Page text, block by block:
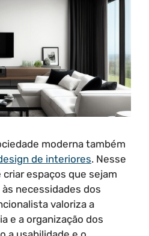
moderna também
de interiores. Nesse
espaços que sejam
necessidades dos
valoriza a
e a organização dos